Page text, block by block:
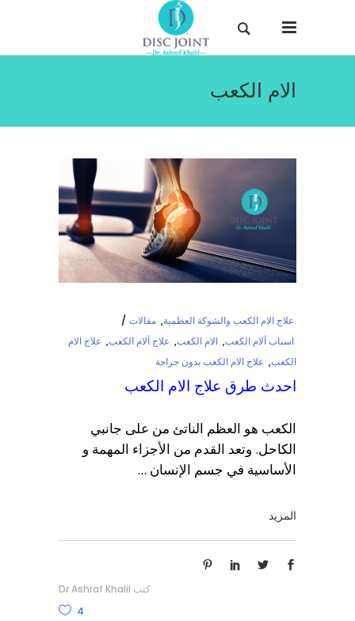
الام الكعب
علاج الام الكعب والشوكة العظمية, مقالات
اسباب آلام الكعب, الام الكعب, علاج آلام الكعب, علاج الام
الكعب, علاج الام الكعب بدون جراحة
احدث طرق علاج الام الكعب
الكعب هو العظم الناتئ من على جانبي
الكاحل. وتعد القدم من الأجزاء المهمة و
الأساسية في جسم الإنسان
المزيد
كتب Dr Ashraf Khalil
4